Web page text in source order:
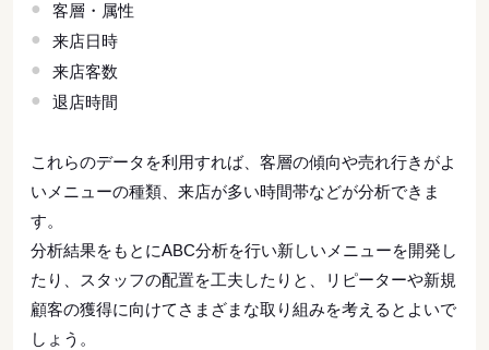
客層・属性
来店日時
来店客数
退店時間
これらのデータを利用すれば、客層の傾向や売れ行きがよ
いメニューの種類、来店が多い時間帯などが分析できま
す。
分析結果をもとにABC分析を行い新しいメニューを開発し
たり、スタッフの配置を工夫したりと、リピーターや新規
顧客の獲得に向けてさまざまな取り組みを考えるとよいで
しょう。